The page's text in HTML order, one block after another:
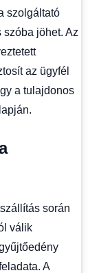
szolgáltató
jöhet. Az
az ügyfél
a tulajdonos
során
válik
A